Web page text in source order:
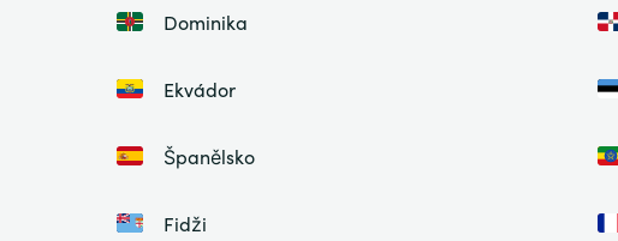
Dominika
Ekvádor
Španělsko
Fidži